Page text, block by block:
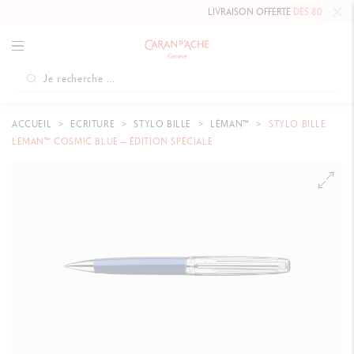
LIVRAISON OFFERTEDÈS 80 CHF.
ACCUEIL ECRITURE STYLO BILLE LÉMAN™
STYLO BILLE
LEMAN™ COSMIC BLUE – ÉDITION SPÉCIALE